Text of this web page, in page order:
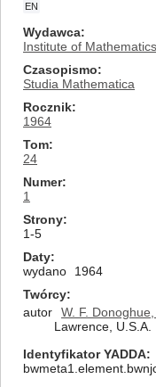
EN
Wydawca
Institute of
Czasopismo
Studia Mathematica
Rocznik
1964
Tom
24
Numer
1
Strony
1-5
Daty
wydano
1964
Twórcy
autor
W. F. Donoghue,
Lawrence, U.S.A.
Identyfikator YADDA